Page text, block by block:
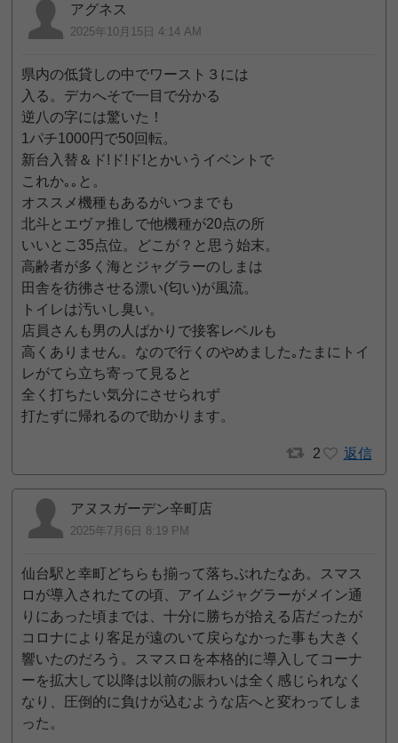
アグネス
2025年10月15日 4:14 AM
県内の低貸しの中でワースト３には
入る。デカへそで一目で分かる
逆八の字には驚いた！
1パチ1000円で50回転。
新台入替＆ド!ド!ド!とかいうイベントで
これか｡｡と。
オススメ機種もあるがいつまでも
北斗とエヴァ推しで他機種が20点の所
いいとこ35点位。どこが？と思う始末。
高齢者が多く海とジャグラーのしまは
田舎を彷彿させる漂い(匂い)が風流。
トイレは汚いし臭い。
店員さんも男の人ばかりで接客レベルも
高くありません。なので行くのやめました｡たまにトイ
レがてら立ち寄って見ると
全く打ちたい気分にさせられず
打たずに帰れるので助かります。
2 返信
アヌスガーデン辛町店
2025年7月6日 8:19 PM
仙台駅と幸町どちらも揃って落ちぶれたなあ。スマス
ロが導入されたての頃、アイムジャグラーがメイン通
りにあった頃までは、十分に勝ちが拾える店だったが
コロナにより客足が遠のいて戻らなかった事も大きく
響いたのだろう。スマスロを本格的に導入してコーナ
ーを拡大して以降は以前の賑わいは全く感じられなく
なり、圧倒的に負けが込むような店へと変わってしま
った。